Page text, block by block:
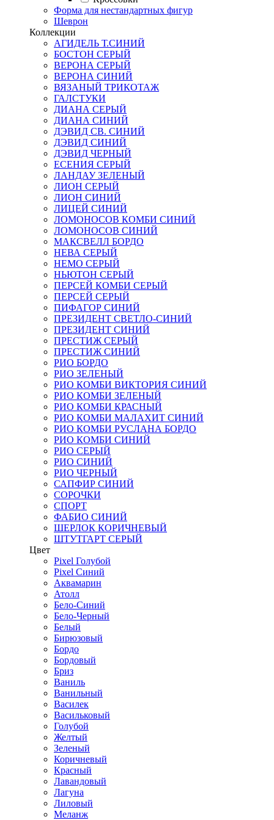
Форма для нестандартных фигур
Шеврон
Коллекции
АГИДЕЛЬ Т.СИНИЙ
БОСТОН СЕРЫЙ
ВЕРОНА СЕРЫЙ
ВЕРОНА СИНИЙ
ВЯЗАНЫЙ ТРИКОТАЖ
ГАЛСТУКИ
ДИАНА СЕРЫЙ
ДИАНА СИНИЙ
ДЭВИД СВ. СИНИЙ
ДЭВИД СИНИЙ
ДЭВИД ЧЕРНЫЙ
ЕСЕНИЯ СЕРЫЙ
ЛАНДАУ ЗЕЛЕНЫЙ
ЛИОН СЕРЫЙ
ЛИОН СИНИЙ
ЛИЦЕЙ СИНИЙ
ЛОМОНОСОВ КОМБИ СИНИЙ
ЛОМОНОСОВ СИНИЙ
МАКСВЕЛЛ БОРДО
НЕВА СЕРЫЙ
НЕМО СЕРЫЙ
НЬЮТОН СЕРЫЙ
ПЕРСЕЙ КОМБИ СЕРЫЙ
ПЕРСЕЙ СЕРЫЙ
ПИФАГОР СИНИЙ
ПРЕЗИДЕНТ СВЕТЛО-СИНИЙ
ПРЕЗИДЕНТ СИНИЙ
ПРЕСТИЖ СЕРЫЙ
ПРЕСТИЖ СИНИЙ
РИО БОРДО
РИО ЗЕЛЕНЫЙ
РИО КОМБИ ВИКТОРИЯ СИНИЙ
РИО КОМБИ ЗЕЛЕНЫЙ
РИО КОМБИ КРАСНЫЙ
РИО КОМБИ МАЛАХИТ СИНИЙ
РИО КОМБИ РУСЛАНА БОРДО
РИО КОМБИ СИНИЙ
РИО СЕРЫЙ
РИО СИНИЙ
РИО ЧЕРНЫЙ
САПФИР СИНИЙ
СОРОЧКИ
СПОРТ
ФАБИО СИНИЙ
ШЕРЛОК КОРИЧНЕВЫЙ
ШТУТГАРТ СЕРЫЙ
Цвет
Pixel Голубой
Pixel Синий
Аквамарин
Атолл
Бело-Синий
Бело-Черный
Белый
Бирюзовый
Бордо
Бордовый
Бриз
Ваниль
Ванильный
Василек
Васильковый
Голубой
Желтый
Зеленый
Коричневый
Красный
Лавандовый
Лагуна
Лиловый
Меланж